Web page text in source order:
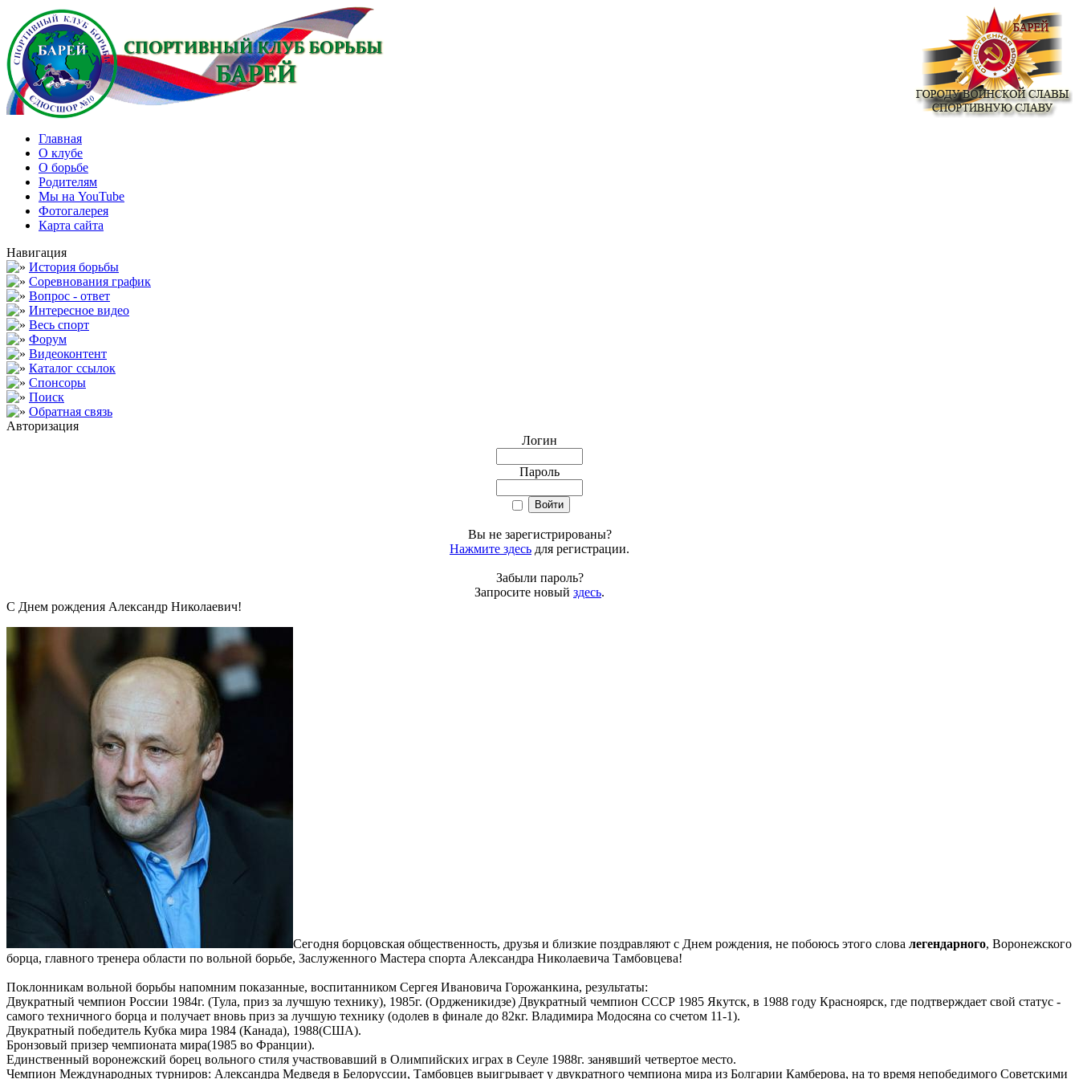
Главная
О клубе
О борьбе
Родителям
Мы на YouTube
Фотогалерея
Карта сайта
Навигация
История борьбы
Соревнования график
Вопрос - ответ
Интересное видео
Весь спорт
Форум
Видеоконтент
Каталог ссылок
Спонсоры
Поиск
Обратная связь
Авторизация
Логин
Пароль
Вы не зарегистрированы?
Нажмите здесь для регистрации.
Забыли пароль?
Запросите новый здесь.
С Днем рождения Александр Николаевич!
Сегодня борцовская общественность, друзья и близкие поздравляют с Днем рождения, не побоюсь этого слова легендарного, Воронежского
борца, главного тренера области по вольной борьбе, Заслуженного Мастера спорта Александра Николаевича Тамбовцева!
Поклонникам вольной борьбы напомним показанные, воспитанником Сергея Ивановича Горожанкина, результаты:
Двукратный чемпион России 1984г. (Тула, приз за лучшую технику), 1985г. (Ордженикидзе) Двукратный чемпион СССР 1985 Якутск, в 1988 году Красноярск, где подтверждает свой статус -
самого техничного борца и получает вновь приз за лучшую технику (одолев в финале до 82кг. Владимира Модосяна со счетом 11-1).
Двукратный победитель Кубка мира 1984 (Канада), 1988(США).
Бронзовый призер чемпионата мира(1985 во Франции).
Единственный воронежский борец вольного стиля участвовавший в Олимпийских играх в Сеуле 1988г. занявший четвертое место.
Чемпион Международных турниров: Александра Медведя в Белоруссии, Тамбовцев выигрывает у двукратного чемпиона мира из Болгарии Камберова, на то время непобедимого Советскими